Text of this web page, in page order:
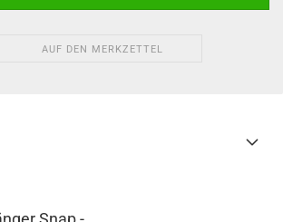
AUF DEN MERKZETTEL